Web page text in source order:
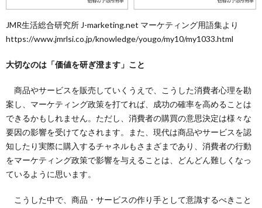
JMR生活総合研究所 J-marketing.net マーケティング用語集より
https://www.jmrlsi.co.jp/knowledge/yougo/my10/my1033.html
大切なのは「価値を研ぎ澄ます」こと
商品やサービスを販売していくうえで、こうした消費者心理を勘
案し、マーケティング政策を打てれば、成功の確率を高めることは
できるかもしれません。ただし、消費者の購買の意思決定は様々な
要因の影響を受けてなされます。また、現代は商品やサービスを認
知したり実際に購入するチャネルもさまざまであり、消費者の行動
をマーケティング政策で影響を与えることは、どんどん難しくなっ
ているように思います。
こうした中で、商品・サービスの作り手として意識するべきこと